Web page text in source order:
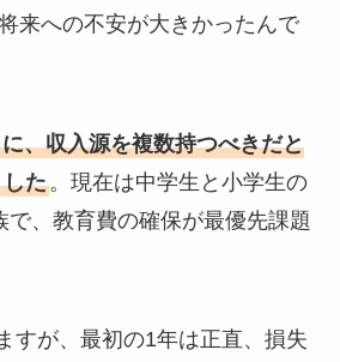
来への不安が大きかったんで
、収入源を複数持つべきだと
た。現在は中学生と小学生の
で、教育費の確保が最優先課題
すが、最初の1年は正直、損失